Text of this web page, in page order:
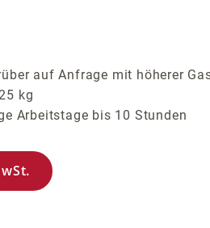
auf Anfrage mit höherer
kg
Arbeitstage bis 10 Stunden